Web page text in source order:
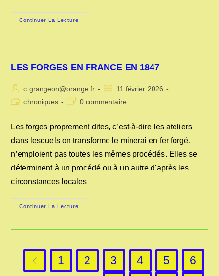
Continuer La Lecture
LES
LES FORGES EN FRANCE EN 1847
Auteur/autrice
de
c.grangeon@orange.fr
Publication
publiée :
11 février 2026
Postchroniques
Commentaires
publication :
0 commentaire
Les forges proprement dites, c’est-à-dire les ateliers
dans lesquels on transforme le minerai en fer forgé,
n’emploient pas toutes les mêmes procédés. Elles se
déterminent à un procédé ou à un autre d'après les
circonstances locales.
Continuer La Lecture
FORGES
Go to the previous page
1 2 3 4 5
6